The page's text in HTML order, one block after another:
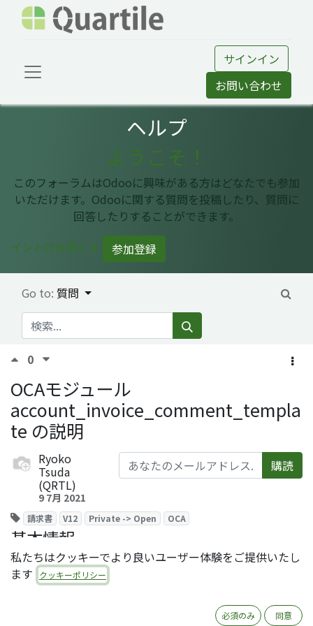
サインイン
お問い合わせ
ヘルプ
ようこそ！
このフォーラムはOdooに興味がある方はどなたでも参加
いただけます。Odooに関する質問を投稿したり、質問に
回答したりすることができます。
イントロを閉じる
参加登録
Go to: 質問
0
OCAモジュール
account_invoice_comment_templa
te の説明
Ryoko
Tsuda
(QRTL)
9 7月 2021
購読
請求書 V12 Private -> Open OCA
基本情報
2つのOCAモジュールのインストールが必要です。
（請求書コメントモジュール）
私たちはクッキーでより良いユーザー体験をご提供いたし
ます
クッキーポリシー
必須のみ 同意